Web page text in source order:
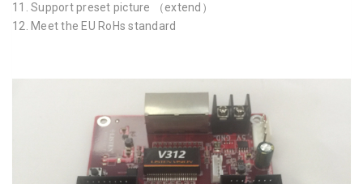
11. Support preset picture （extend）
12. Meet the EU RoHs standard